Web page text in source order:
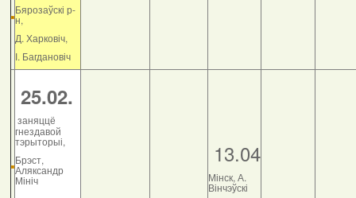
Бярозаўскі р-
н,
Д. Харковіч,
І. Багдановіч
25.02.
заняццё
гнездавой
тэрыторыі,
Брэст,
Аляксандр
Мініч
13.04
Мінск, А.
Вінчэўскі